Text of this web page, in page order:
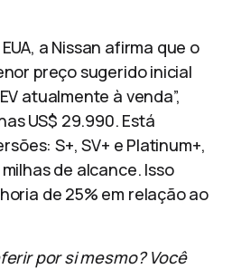
a Nissan afirma que o
preço sugerido inicial
atualmente à venda”,
US$ 29.990. Está
S+, SV+ e Platinum+,
de alcance. Isso
de 25% em relação ao
por si mesmo? Você